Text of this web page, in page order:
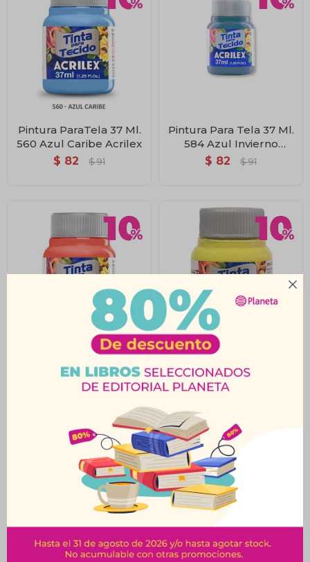

Pintura ParaTela 37 Ml.
560 Azul Caribe Acrilex
$ 82 $ 91
Pintura Para Tela 37 Ml.
584 Azul Invierno
Acrilex
$ 82 $ 91
586 Coral Acrilex
$ 91
589 Amarillo Canario
Acrilex
$ 82